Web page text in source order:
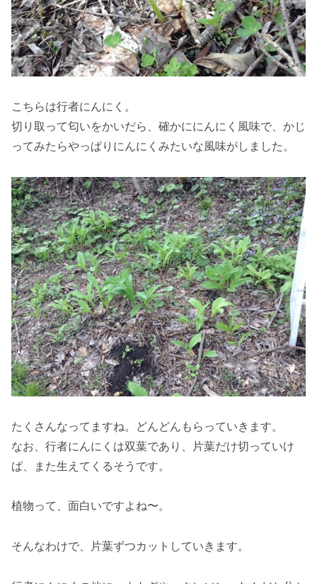
こちらは行者にんにく。
切り取って匂いをかいだら、確かににんにく風味で、かじ
ってみたらやっぱりにんにくみたいな風味がしました。
たくさんなってますね。どんどんもらっていきます。
なお、行者にんにくは双葉であり、片葉だけ切っていけ
ば、また生えてくるそうです。
植物って、面白いですよね〜。
そんなわけで、片葉ずつカットしていきます。